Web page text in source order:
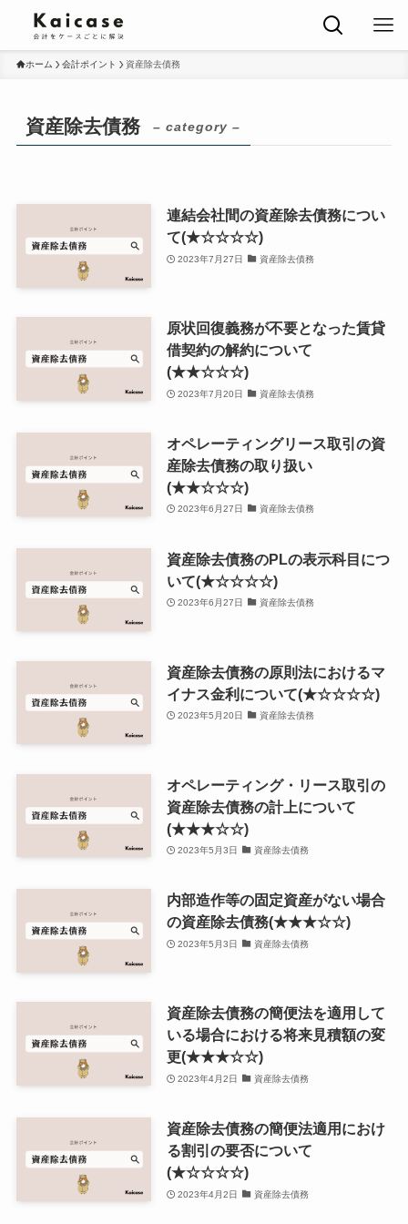
ホーム 会計ポイント 資産除去債務
資産除去債務 – category –
連結会社間の資産除去債務につい
て(★☆☆☆☆)
2023年7月27日 資産除去債務
原状回復義務が不要となった賃貸
借契約の解約について
(★★☆☆☆)
2023年7月20日 資産除去債務
オペレーティングリース取引の資
産除去債務の取り扱い
(★★☆☆☆)
2023年6月27日 資産除去債務
資産除去債務のPLの表示科目につ
いて(★☆☆☆☆)
2023年6月27日 資産除去債務
資産除去債務の原則法におけるマ
イナス金利について(★☆☆☆☆)
2023年5月20日 資産除去債務
オペレーティング・リース取引の
資産除去債務の計上について
(★★★☆☆)
2023年5月3日 資産除去債務
内部造作等の固定資産がない場合
の資産除去債務(★★★☆☆)
2023年5月3日 資産除去債務
資産除去債務の簡便法を適用して
いる場合における将来見積額の変
更(★★★☆☆)
2023年4月2日 資産除去債務
資産除去債務の簡便法適用におけ
る割引の要否について
(★☆☆☆☆)
2023年4月2日 資産除去債務